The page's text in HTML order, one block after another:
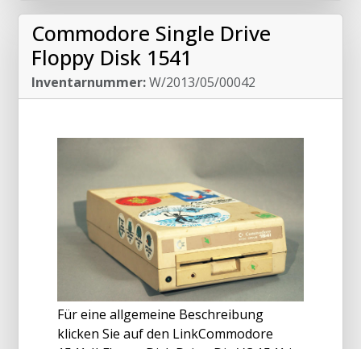
Commodore Single Drive
Floppy Disk 1541
Inventarnummer:W/2013/05/00042
Für eine allgemeine Beschreibung
klicken Sie auf den LinkCommodore